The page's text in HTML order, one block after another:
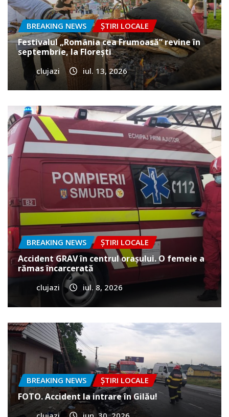
BREAKING NEWS ȘTIRI LOCALE
Festivalul „România cea Frumoasă” revine în
septembrie, la Florești
clujazi iul. 13, 2026
BREAKING NEWS ȘTIRI LOCALE
Accident GRAV în centrul orașului. O femeie a
rămas încarcerată
clujazi iul. 8, 2026
BREAKING NEWS ȘTIRI LOCALE
FOTO. Accident la intrare în Gilău!